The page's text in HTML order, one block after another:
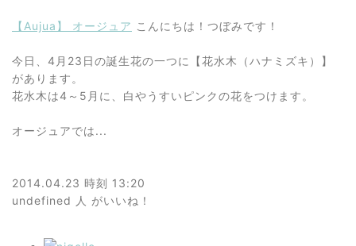
【Aujua】 オージュア こんにちは！つぼみです！
今日、4月23日の誕生花の一つに【花水木（ハナミズキ）】
があります。
花水木は4～5月に、白やうすいピンクの花をつけます。
オージュアでは...
2014.04.23 時刻 13:20
undefined 人 がいいね！